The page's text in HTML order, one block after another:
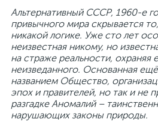
Альтернативный СССР, 1960-е
привычного мира скрывается
никакой логике. Уже сто лет
неизвестная никому, но
на страже реальности, охраняя
неизведанного. Основанная
названием Общество,
эпох и правителей, но так и не
разгадке Аномалий –
нарушающих законы природы.